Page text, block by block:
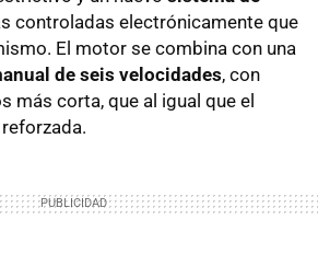
controladas electrónicamente que
El motor se combina con una
de seis velocidades, con
más corta, que al igual que el